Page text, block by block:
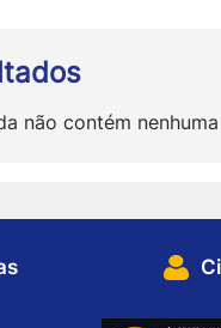
não contém